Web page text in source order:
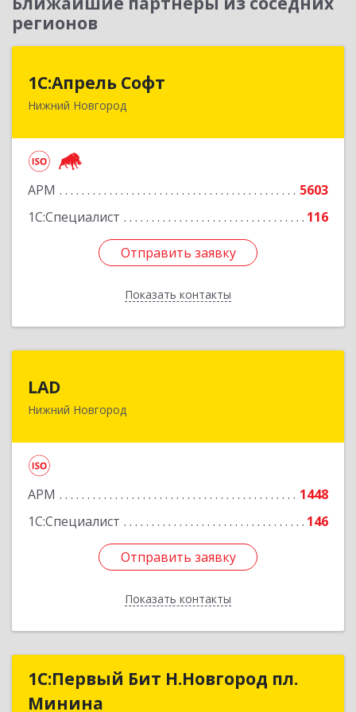
регионов
1С:Апрель Софт
Нижний Новгород
АРМ
5603
1С:Специалист
116
Отправить заявку
Показать контакты
603000, Нижегородская обл, Нижний Новгород
Отправить заявку
Назад
LAD
Нижний Новгород
АРМ
1448
1С:Специалист
146
Отправить заявку
Показать контакты
603093, Нижегородская обл, город Нижний
Подробнее
Отправить заявку
Назад
1С:Первый Бит Н.Новгород пл.
Минина
1С:Первый Бит Н.Новгород пл.